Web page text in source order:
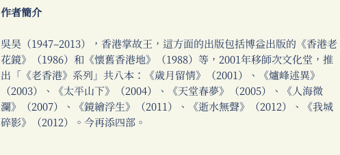
作者簡介
吳昊（1947–2013），香港掌故王，這方面的出版包括博益出版的《香港老
花鏡》（1986）和《懷舊香港地》（1988）等，2001年移師次文化堂，推
出「《老香港》系列」共八本：《歲月留情》（2001）、《爐峰述異》
（2003）、《太平山下》（2004）、《天堂春夢》（2005）、《人海微
瀾》（2007）、《鏡繪浮生》（2011）、《逝水無聲》（2012）、《我城
碎影》（2012）。今再添四部。